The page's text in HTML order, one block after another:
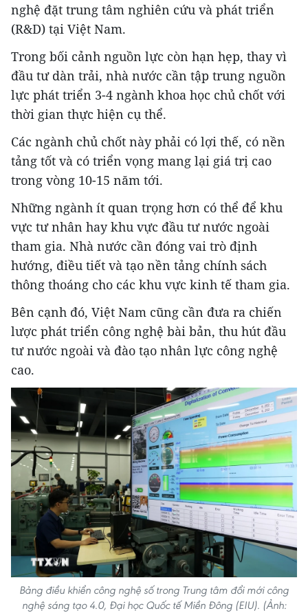
nghệ đặt trung tâm nghiên cứu và phát triển
(R&D) tại Việt Nam.
Trong bối cảnh nguồn lực còn hạn hẹp, thay vì
đầu tư dàn trải, nhà nước cần tập trung nguồn
lực phát triển 3-4 ngành khoa học chủ chốt với
thời gian thực hiện cụ thể.
Các ngành chủ chốt này phải có lợi thế, có nền
tảng tốt và có triển vọng mang lại giá trị cao
trong vòng 10-15 năm tới.
Những ngành ít quan trọng hơn có thể để khu
vực tư nhân hay khu vực đầu tư nước ngoài
tham gia. Nhà nước cần đóng vai trò định
hướng, điều tiết và tạo nền tảng chính sách
thông thoáng cho các khu vực kinh tế tham gia.
Bên cạnh đó, Việt Nam cũng cần đưa ra chiến
lược phát triển công nghệ bài bản, thu hút đầu
tư nước ngoài và đào tạo nhân lực công nghệ
cao.
Bảng điều khiển công nghệ số trong Trung tâm đổi mới công
nghệ sáng tạo 4.0, Đại học Quốc tế Miền Đông (EIU). (Ảnh: